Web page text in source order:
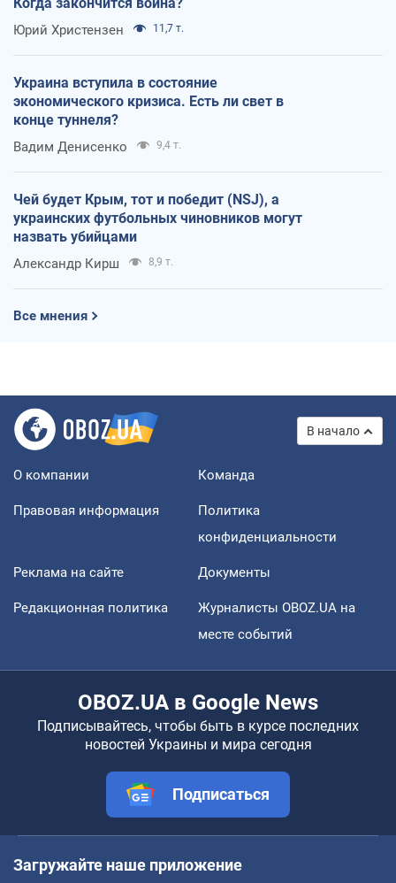
Когда закончится война?
Юрий Христензен 11,7 т.
Украина вступила в состояние
экономического кризиса. Есть ли свет в
конце туннеля?
Вадим Денисенко 9,4 т.
Чей будет Крым, тот и победит (NSJ), а
украинских футбольных чиновников могут
назвать убийцами
Александр Кирш 8,9 т.
Все мнения
В начало
О компании Команда
Правовая информация
Политика
конфиденциальности
Реклама на сайте Документы
Редакционная политика
Журналисты OBOZ.UA на
месте событий
OBOZ.UA в Google News
Подписывайтесь, чтобы быть в курсе последних
новостей Украины и мира сегодня
Подписаться
Загружайте наше приложение